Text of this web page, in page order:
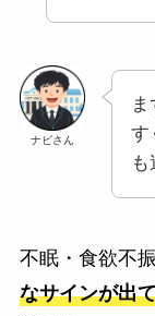
ナビさん
す
も
不眠・食欲不
なサインが出